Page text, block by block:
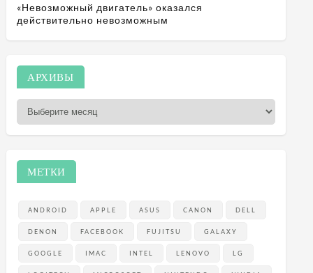
«Невозможный двигатель» оказался
действительно невозможным
АРХИВЫ
А
в
МЕТКИ
ANDROID APPLE ASUS CANON DELL
DENON FACEBOOK FUJITSU GALAXY
GOOGLE IMAC INTEL LENOVO LG